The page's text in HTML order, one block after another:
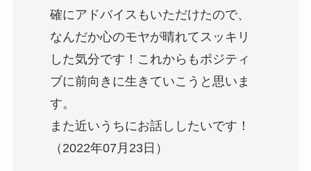
確にアドバイスもいただけたので、
なんだか心のモヤが晴れてスッキリ
した気分です！これからもポジティ
ブに前向きに生きていこうと思いま
す。
また近いうちにお話ししたいです！
（2022年07月23日）